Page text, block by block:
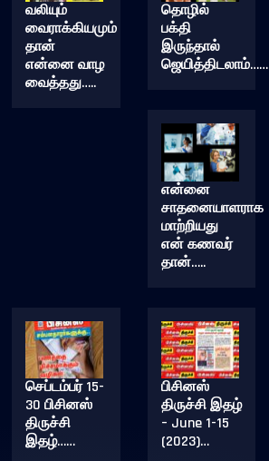
வலியும்
வைராக்கியமும்
தான்
என்னை வாழ
வைத்தது…..
தொழில்
பக்தி
இருந்தால்
என்னை
சாதனையாளராக
மாற்றியது
என் கணவர்
தான்…..
செப்டம்பர் 15-
30 பிசினஸ்
திருச்சி
இதழ்……
பிசினஸ்
திருச்சி இதழ்
– June 1-15
(2023)…